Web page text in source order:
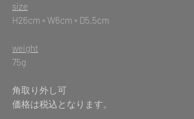
size
H26cm × W6cm × D5.5cm
weight
75g
角取り外し可
価格は税込となります。